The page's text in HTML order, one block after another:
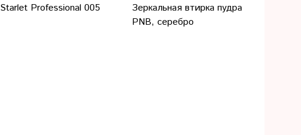
Starlet Professional 005
Зеркальная втирка пудра
PNB, серебро